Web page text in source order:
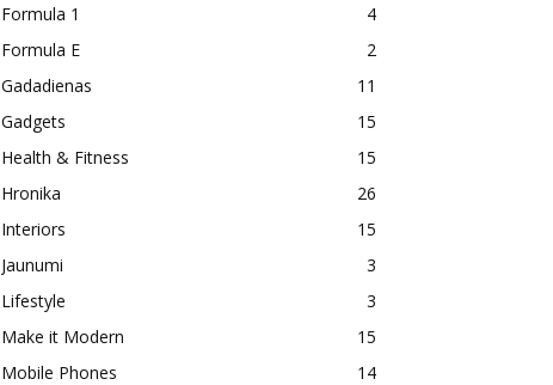
Formula 1
4
Formula E
2
Gadadienas
11
Gadgets
15
Health & Fitness
15
Hronika
26
Interiors
15
Jaunumi
3
Lifestyle
3
Make it Modern
15
Mobile Phones
14